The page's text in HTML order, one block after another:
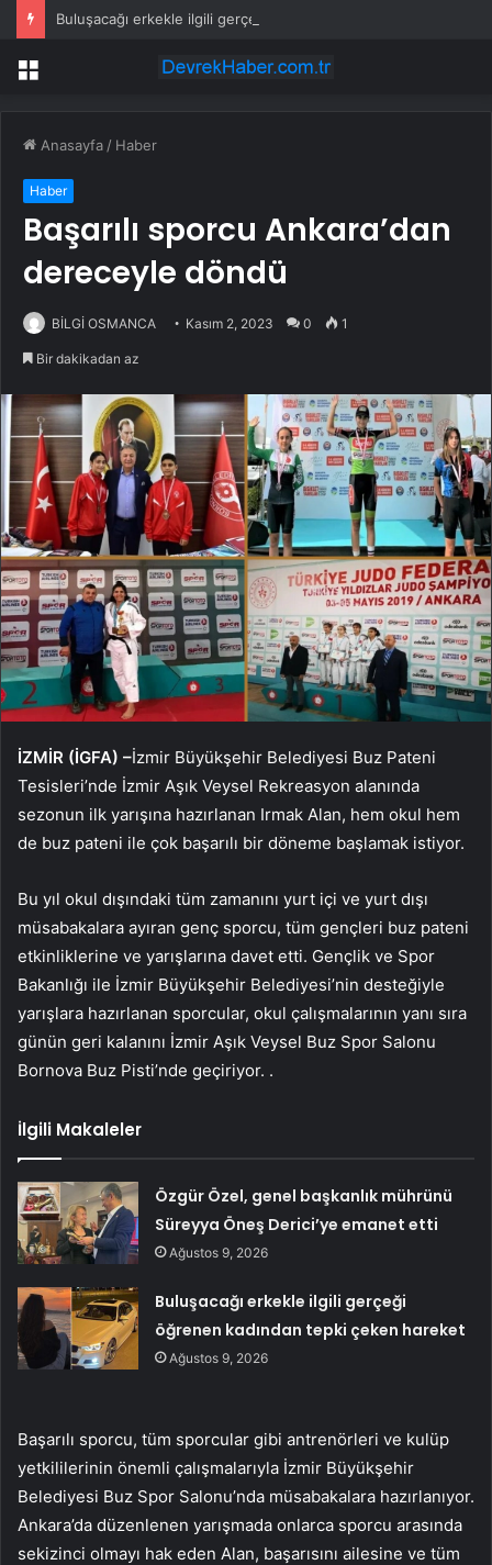
Menü
Anasayfa / Haber
Haber
Başarılı sporcu Ankara’dan
dereceyle döndü
BİLGİ OSMANCA Kasım 2, 2023 0 1
Bir dakikadan az
İZMİR (İGFA) –İzmir Büyükşehir Belediyesi Buz Pateni
Tesisleri’nde İzmir Aşık Veysel Rekreasyon alanında
sezonun ilk yarışına hazırlanan Irmak Alan, hem okul hem
de buz pateni ile çok başarılı bir döneme başlamak istiyor.
Bu yıl okul dışındaki tüm zamanını yurt içi ve yurt dışı
müsabakalara ayıran genç sporcu, tüm gençleri buz pateni
etkinliklerine ve yarışlarına davet etti. Gençlik ve Spor
Bakanlığı ile İzmir Büyükşehir Belediyesi’nin desteğiyle
yarışlara hazırlanan sporcular, okul çalışmalarının yanı sıra
günün geri kalanını İzmir Aşık Veysel Buz Spor Salonu
Bornova Buz Pisti’nde geçiriyor. .
İlgili Makaleler
Özgür Özel, genel başkanlık mührünü
Süreyya Öneş Derici’ye emanet etti
Ağustos 9, 2026
Buluşacağı erkekle ilgili gerçeği
öğrenen kadından tepki çeken hareket
Ağustos 9, 2026
Başarılı sporcu, tüm sporcular gibi antrenörleri ve kulüp
yetkililerinin önemli çalışmalarıyla İzmir Büyükşehir
Belediyesi Buz Spor Salonu’nda müsabakalara hazırlanıyor.
Ankara’da düzenlenen yarışmada onlarca sporcu arasında
sekizinci olmayı hak eden Alan, başarısını ailesine ve tüm